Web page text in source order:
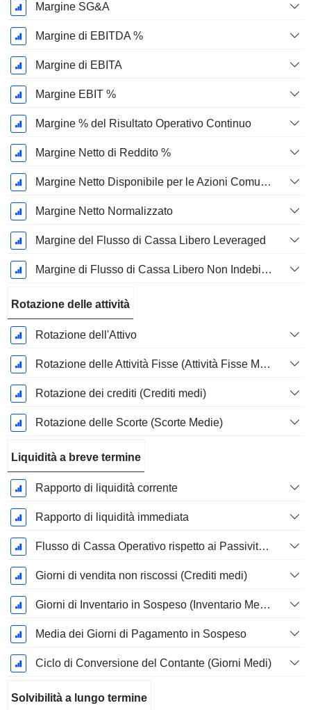
Margine SG&A
Margine di EBITDA %
Margine di EBITA
Margine EBIT %
Margine % del Risultato Operativo Continuo
Margine Netto di Reddito %
Margine Netto Disponibile per le Azioni Comuni %
Margine Netto Normalizzato
Margine del Flusso di Cassa Libero Leveraged
Margine di Flusso di Cassa Libero Non Indebitato
Rotazione delle attività
Rotazione dell'Attivo
Rotazione delle Attività Fisse (Attività Fisse Medie)
Rotazione dei crediti (Crediti medi)
Rotazione delle Scorte (Scorte Medie)
Liquidità a breve termine
Rapporto di liquidità corrente
Rapporto di liquidità immediata
Flusso di Cassa Operativo rispetto ai Passività Correnti
Giorni di vendita non riscossi (Crediti medi)
Giorni di Inventario in Sospeso (Inventario Medio)
Media dei Giorni di Pagamento in Sospeso
Ciclo di Conversione del Contante (Giorni Medi)
Solvibilità a lungo termine